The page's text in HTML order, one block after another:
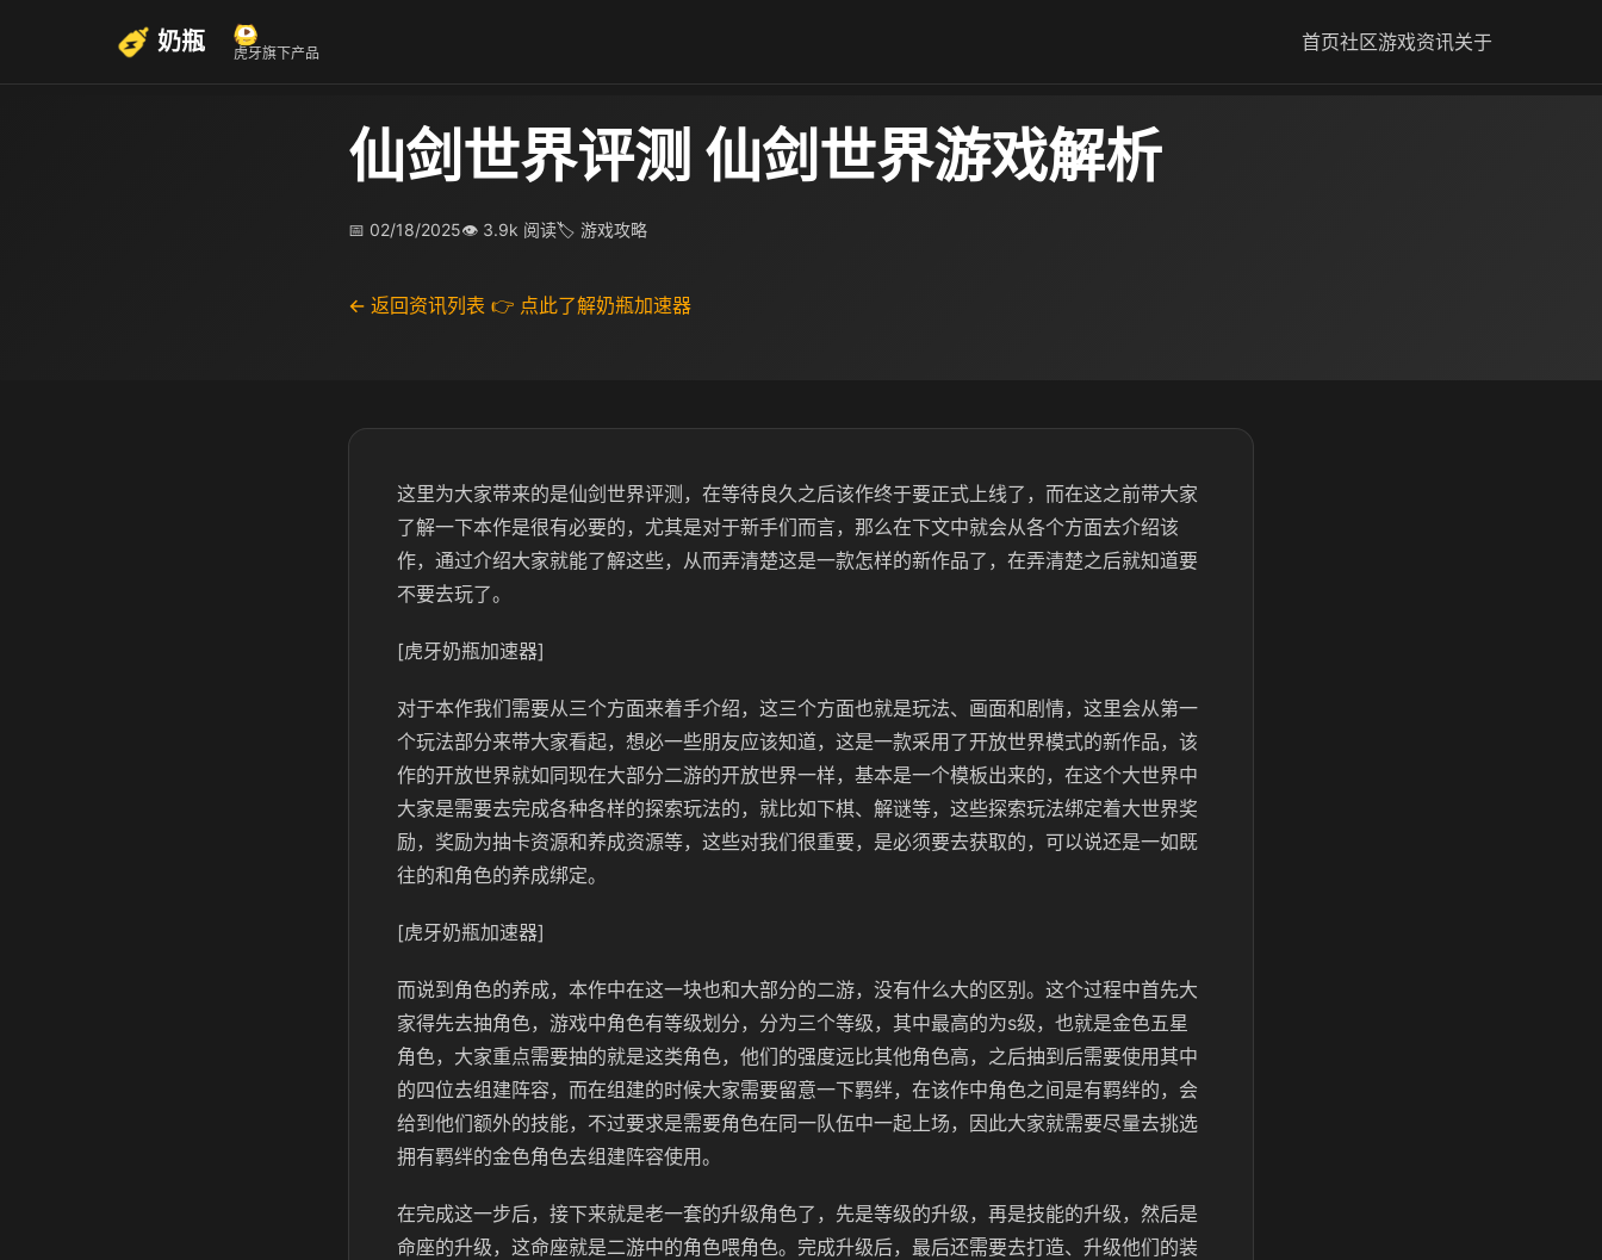
奶瓶 虎牙旗下产品 首页社区游戏资讯关于
仙剑世界评测 仙剑世界游戏解析
📅 02/18/2025👁 3.9k 阅读🏷 游戏攻略
← 返回资讯列表 👉 点此了解奶瓶加速器
这里为大家带来的是仙剑世界评测，在等待良久之后该作终于要正式上线了，而在这之前带大家
了解一下本作是很有必要的，尤其是对于新手们而言，那么在下文中就会从各个方面去介绍该
作，通过介绍大家就能了解这些，从而弄清楚这是一款怎样的新作品了，在弄清楚之后就知道要
不要去玩了。
[虎牙奶瓶加速器]
对于本作我们需要从三个方面来着手介绍，这三个方面也就是玩法、画面和剧情，这里会从第一
个玩法部分来带大家看起，想必一些朋友应该知道，这是一款采用了开放世界模式的新作品，该
作的开放世界就如同现在大部分二游的开放世界一样，基本是一个模板出来的，在这个大世界中
大家是需要去完成各种各样的探索玩法的，就比如下棋、解谜等，这些探索玩法绑定着大世界奖
励，奖励为抽卡资源和养成资源等，这些对我们很重要，是必须要去获取的，可以说还是一如既
往的和角色的养成绑定。
[虎牙奶瓶加速器]
而说到角色的养成，本作中在这一块也和大部分的二游，没有什么大的区别。这个过程中首先大
家得先去抽角色，游戏中角色有等级划分，分为三个等级，其中最高的为s级，也就是金色五星
角色，大家重点需要抽的就是这类角色，他们的强度远比其他角色高，之后抽到后需要使用其中
的四位去组建阵容，而在组建的时候大家需要留意一下羁绊，在该作中角色之间是有羁绊的，会
给到他们额外的技能，不过要求是需要角色在同一队伍中一起上场，因此大家就需要尽量去挑选
拥有羁绊的金色角色去组建阵容使用。
在完成这一步后，接下来就是老一套的升级角色了，先是等级的升级，再是技能的升级，然后是
命座的升级，这命座就是二游中的角色喂角色。完成升级后，最后还需要去打造、升级他们的装